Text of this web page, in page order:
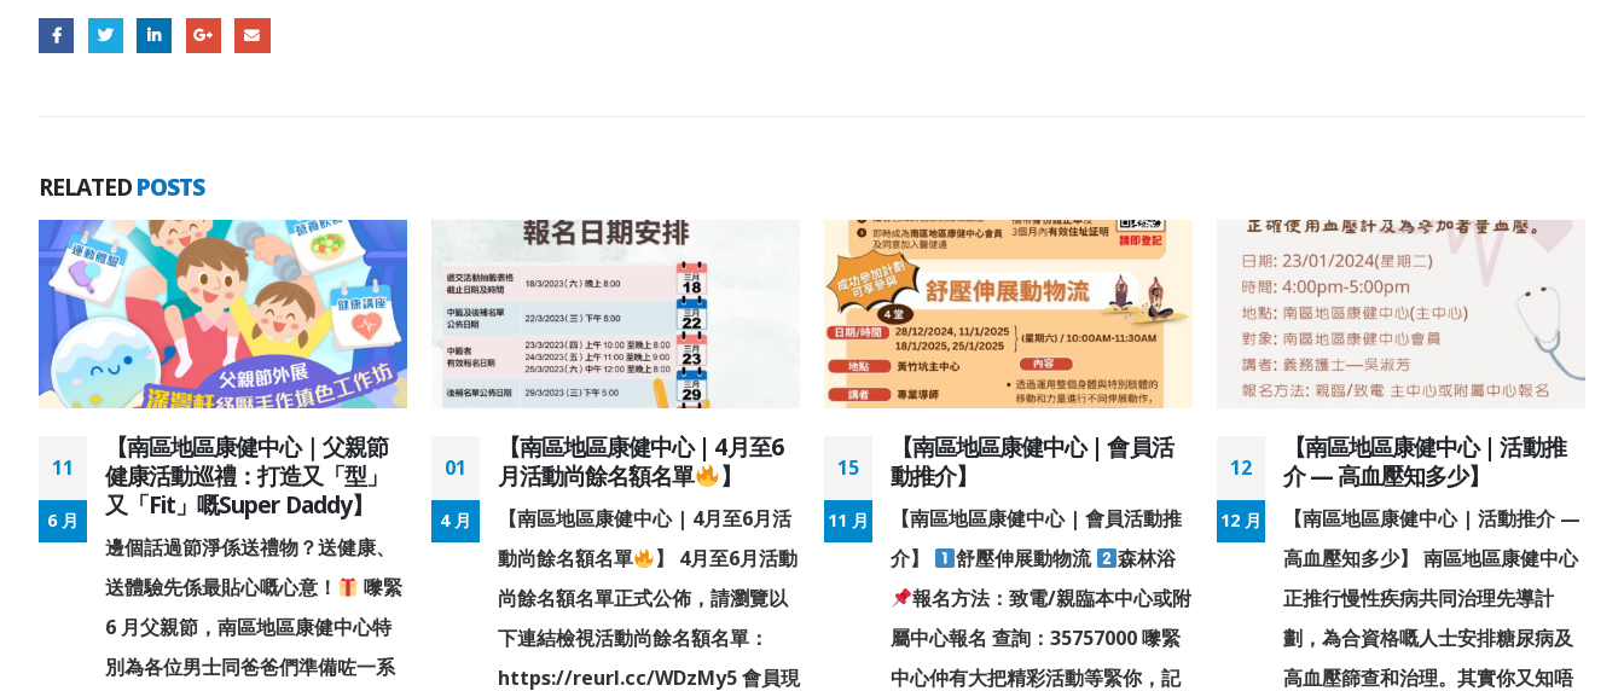
RELATEDPOSTS
11
6 月
【南區地區康健中心｜父親節
健康活動巡禮：打造又「型」
又「Fit」嘅Super Daddy】
邊個話過節淨係送禮物？送健康、
送體驗先係最貼心嘅心意！
嚟緊
6 月父親節，南區地區康健中心特
別為各位男士同爸爸們準備咗一系
01
4 月
【南區地區康健中心 | 4月至6
月活動尚餘名額名單
】
【南區地區康健中心 | 4月至6月活
動尚餘名額名單
】 4月至6月活動
尚餘名額名單正式公佈，請瀏覽以
下連結檢視活動尚餘名額名單：
https://reurl.cc/WDzMy5 會員現
15
11 月
【南區地區康健中心 | 會員活
動推介】
【南區地區康健中心 | 會員活動推
介】
舒壓伸展動物流
森林浴
報名方法：致電/親臨本中心或附
屬中心報名 查詢：35757000 嚟緊
中心仲有大把精彩活動等緊你，記
12
12 月
【南區地區康健中心 | 活動推
介 — 高血壓知多少】
【南區地區康健中心 | 活動推介 —
高血壓知多少】 南區地區康健中心
正推行慢性疾病共同治理先導計
劃，為合資格嘅人士安排糖尿病及
高血壓篩查和治理。其實你又知唔